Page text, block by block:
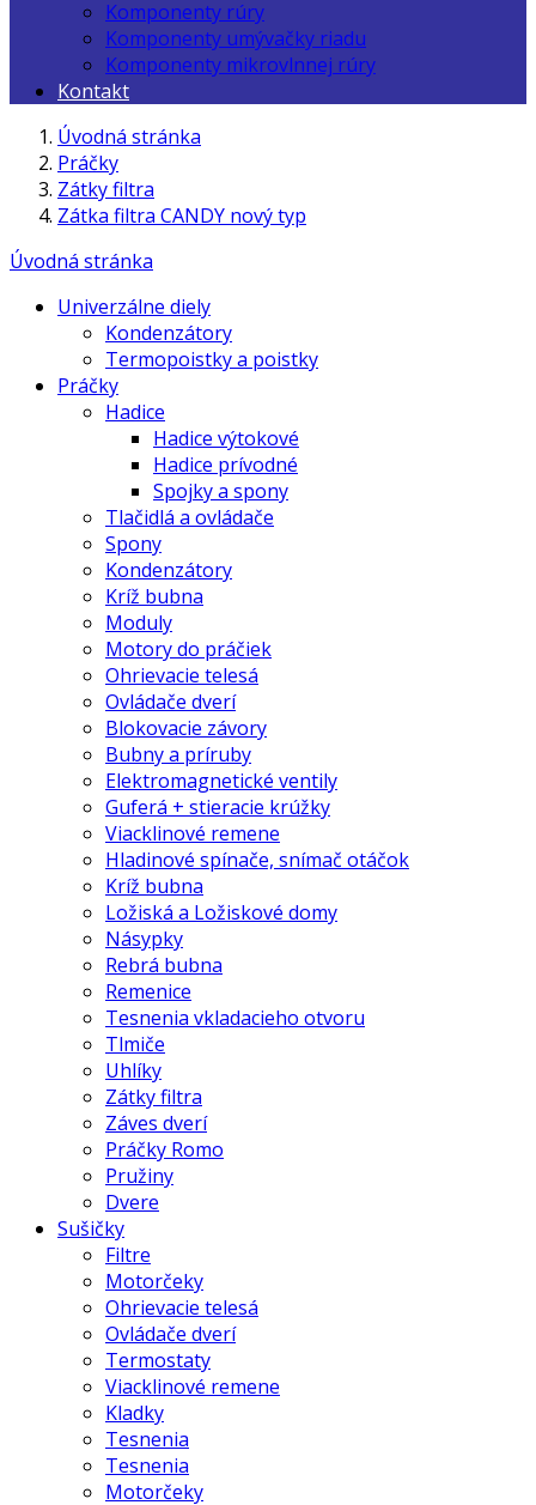
Komponenty rúry
Komponenty umývačky riadu
Komponenty mikrovlnnej rúry
Kontakt
Úvodná stránka
Práčky
Zátky filtra
Zátka filtra CANDY nový typ
Úvodná stránka
Univerzálne diely
Kondenzátory
Termopoistky a poistky
Práčky
Hadice
Hadice výtokové
Hadice prívodné
Spojky a spony
Tlačidlá a ovládače
Spony
Kondenzátory
Kríž bubna
Moduly
Motory do práčiek
Ohrievacie telesá
Ovládače dverí
Blokovacie závory
Bubny a príruby
Elektromagnetické ventily
Guferá + stieracie krúžky
Viacklinové remene
Hladinové spínače, snímač otáčok
Kríž bubna
Ložiská a Ložiskové domy
Násypky
Rebrá bubna
Remenice
Tesnenia vkladacieho otvoru
Tlmiče
Uhlíky
Zátky filtra
Záves dverí
Práčky Romo
Pružiny
Dvere
Sušičky
Filtre
Motorčeky
Ohrievacie telesá
Ovládače dverí
Termostaty
Viacklinové remene
Kladky
Tesnenia
Tesnenia
Motorčeky